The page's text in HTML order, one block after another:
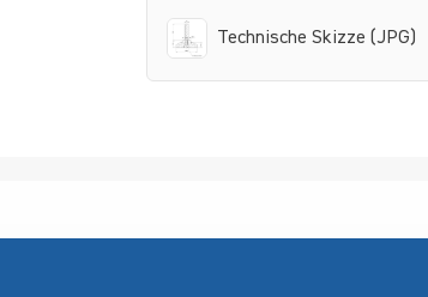
Technische Skizze (JPG)